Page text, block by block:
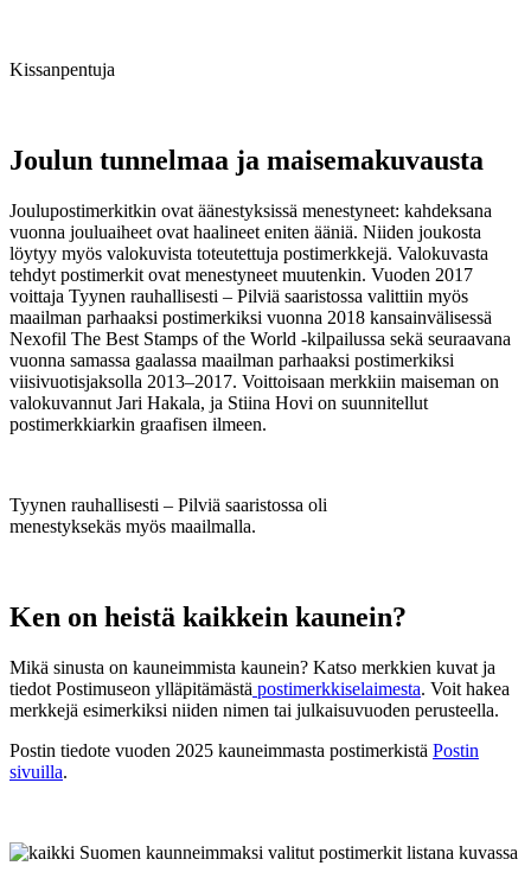
Kissanpentuja
Joulun tunnelmaa ja maisemakuvausta
Joulupostimerkitkin ovat äänestyksissä menestyneet: kahdeksana
vuonna jouluaiheet ovat haalineet eniten ääniä. Niiden joukosta
löytyy myös valokuvista toteutettuja postimerkkejä. Valokuvasta
tehdyt postimerkit ovat menestyneet muutenkin. Vuoden 2017
voittaja Tyynen rauhallisesti – Pilviä saaristossa valittiin myös
maailman parhaaksi postimerkiksi vuonna 2018 kansainvälisessä
Nexofil The Best Stamps of the World -kilpailussa sekä seuraavana
vuonna samassa gaalassa maailman parhaaksi postimerkiksi
viisivuotisjaksolla 2013–2017. Voittoisaan merkkiin maiseman on
valokuvannut Jari Hakala, ja Stiina Hovi on suunnitellut
postimerkkiarkin graafisen ilmeen.
Tyynen rauhallisesti – Pilviä saaristossa oli
menestyksekäs myös maailmalla.
Ken on heistä kaikkein kaunein?
Mikä sinusta on kauneimmista kaunein? Katso merkkien kuvat ja
tiedot Postimuseon ylläpitämästä postimerkkiselaimesta. Voit hakea
merkkejä esimerkiksi niiden nimen tai julkaisuvuoden perusteella.
Postin tiedote vuoden 2025 kauneimmasta postimerkistä Postin
sivuilla.